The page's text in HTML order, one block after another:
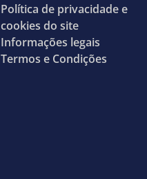
Política de privacidade e
cookies do site
Informações legais
Termos e Condições